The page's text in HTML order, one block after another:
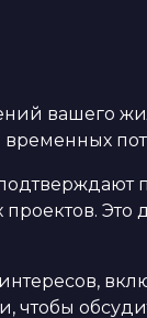
вашего
временных
Это
чтобы